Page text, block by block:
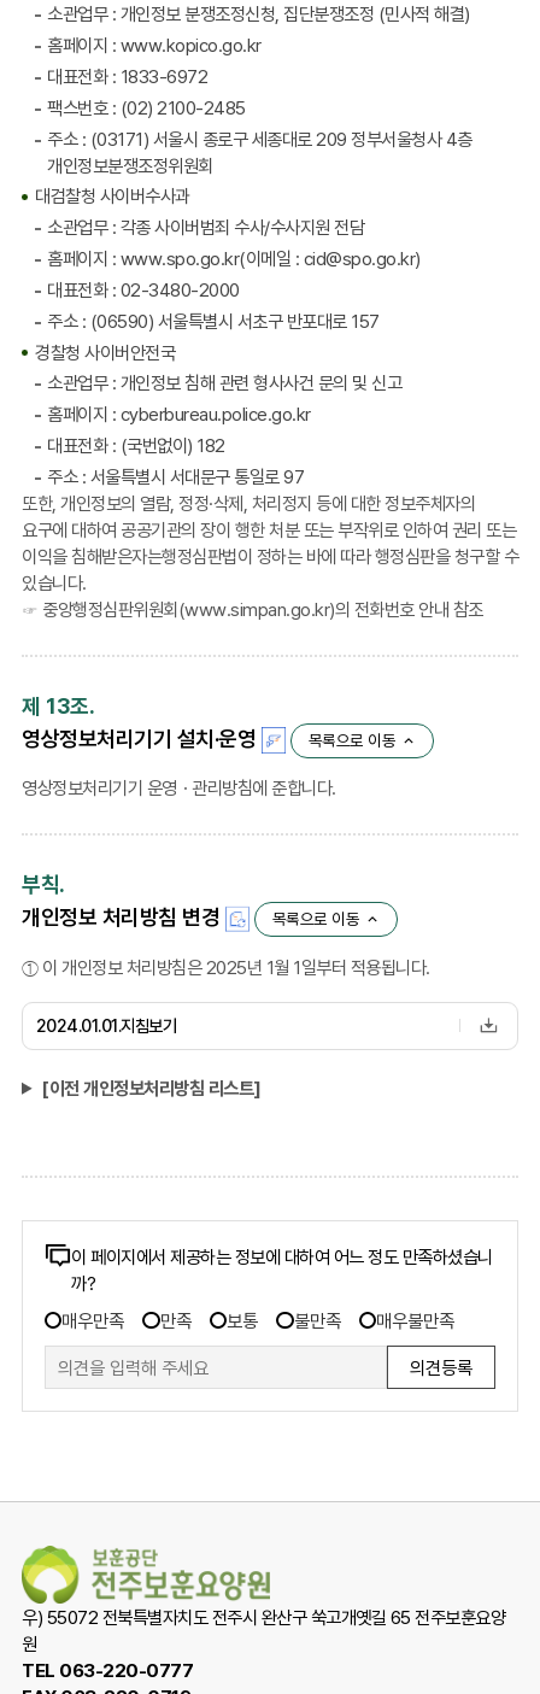
소관업무 : 개인정보 분쟁조정신청, 집단분쟁조정 (민사적 해결)
홈페이지 : www.kopico.go.kr
대표전화 : 1833-6972
팩스번호 : (02) 2100-2485
주소 : (03171) 서울시 종로구 세종대로 209 정부서울청사 4층
개인정보분쟁조정위원회
대검찰청 사이버수사과
소관업무 : 각종 사이버범죄 수사/수사지원 전담
홈페이지 : www.spo.go.kr(이메일 : cid@spo.go.kr)
대표전화 : 02-3480-2000
주소 : (06590) 서울특별시 서초구 반포대로 157
경찰청 사이버안전국
소관업무 : 개인정보 침해 관련 형사사건 문의 및 신고
홈페이지 : cyberbureau.police.go.kr
대표전화 : (국번없이) 182
주소 : 서울특별시 서대문구 통일로 97
또한, 개인정보의 열람, 정정·삭제, 처리정지 등에 대한 정보주체자의
요구에 대하여 공공기관의 장이 행한 처분 또는 부작위로 인하여 권리 또는
이익을 침해받은자는행정심판법이 정하는 바에 따라 행정심판을 청구할 수
있습니다.
☞ 중앙행정심판위원회(www.simpan.go.kr)의 전화번호 안내 참조
제 13조.
영상정보처리기기 설치·운영 목록으로 이동
영상정보처리기기 운영ㆍ관리방침에 준합니다.
부칙.
개인정보 처리방침 변경 목록으로 이동
① 이 개인정보 처리방침은 2025년 1월 1일부터 적용됩니다.
2024.01.01.지침보기
[이전 개인정보처리방침 리스트]
콘
츠
만
족
도
이 페이지에서 제공하는 정보에 대하여 어느 정도 만족하셨습니
까?
만
족
도
조
사
매우만족 만족 보통 불만족 매우불만족
우) 55072 전북특별자치도 전주시 완산구 쑥고개옛길 65 전주보훈요양
원
TEL 063-220-0777